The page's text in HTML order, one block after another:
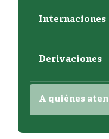
Internaciones
Derivaciones
A quiénes